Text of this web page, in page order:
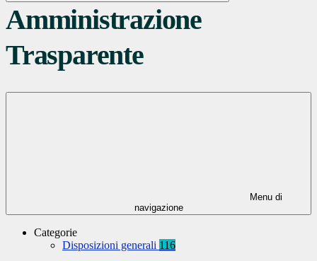
Amministrazione
Trasparente
Menu di
navigazione
Categorie
Disposizioni generali 116